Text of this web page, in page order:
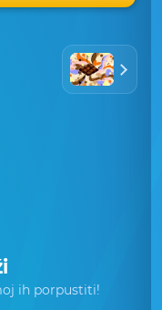
ih porpustiti!